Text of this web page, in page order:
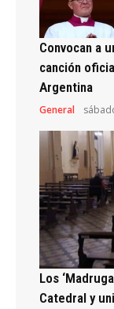
Convocan a
canción
Argentina
General
Los
Catedral y